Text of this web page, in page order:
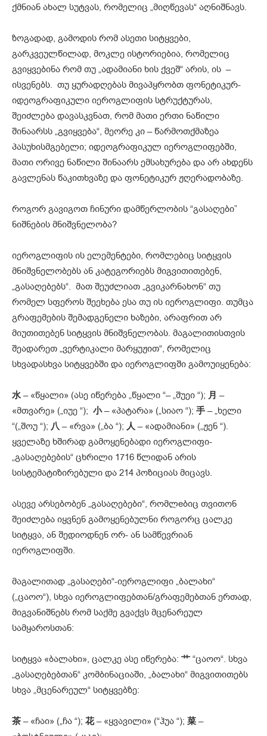
ქმნიან ახალ სუტვას, რომელიც „მიღწევას“ აღნიშნავს.
ზოგადად, გამოდის რომ ასეთი სიტყვები,
გარკვეულწილად, მოკლე ისტორიებია, რომელიც
გვიყვებინა რომ თუ „ადამიანი ხის ქვეშ“ არის, ის –
ისვენებს. თუ ყურადღებას მივაპყრობთ ფონეტიკურ-
იდეოგრაფიკული იეროგლიფის სტრუქტურას,
შეიძლება დავასკვნათ, რომ მათი ერთი ნაწილი
შინაარსს „გვიყვება“, მეორე კი – წარმოთქმაზეა
პასუხისმგებელი; იდეოგრაფიკულ იეროგლიფებში,
მათი ორივე ნაწილი შინაარს ემსახურება და არ ახდენს
გავლენას წაკითხვაზე და ფონეტიკურ ჟღერადობაზე.
როგორ გავიგოთ ჩინური დამწერლობის “გასაღები”
ნიშნების მნიშვნელობა?
იეროგლიფის ის ელემენტები, რომლებიც სიტყვის
მნიშვნელობებს ან კატეგორიებს მიგვითითებენ,
„გასაღებებს“. მათ შეუძლიათ „გვიკარნახონ“ თუ
რომელ სფეროს შეეხება ესა თუ ის იეროგლიფი. თუმცა
გრაფემების შემადგენელი ხაზები, არაფრით არ
მიუთითებენ სიტყვის მნიშვნელობას. მაგალითისთვის
შეადარეთ „ვერტიკალი მარყუჟით“, რომელიც
სხვადასხვა სიტყვებში და იეროგლიფში გამოუიყენება:
水– «წყალი» (ასე იწერება „წყალი “– „შუეი “); 月 –
«მთვარე» („იუე “); 小– «პატარა» („სიაო “); 手 – „ხელი
“(„შოუ “); 八 – «რვა» („ბა “); 人 – «ადამიანი» („ჟენ “).
ყველაზე ხშირად გამოყენებადი იეროგლიფი-
„გასაღებების“ ცხრილი 1716 წლიდან არის
სისტემატიზირებული და 214 პოზიციას მიცავს.
ასევე არსებობენ „გასაღებები“, რომლeბიც თვითონ
შეიძლება იყვნენ გამოყენებულნი როგორც ცალკე
სიტყვა, ან შედიოდნენ ორ- ან სამწევრიან
იეროგლიფში.
მაგალითად „გასაღები“-იეროგლიფი „ბალახი“
(„ცაოო“), სხვა იეროგლიფებთან/გრაფემებთან ერთად,
მიგვანიშნებს რომ საქმე გვაქვს მცენარეულ
სამყაროსთან:
სიტყვა «ბალახი», ცალკე ასე იწერება: 艹 “ცაოო“. სხვა
„გასაღებებთან“ კომბინაციაში, „ბალახი“ მიგვითითებს
სხვა „მცენარეულ“ სიტყვებზე:
茶 – «ჩაი» („ჩა “); 花– «ყვავილი» (“ჰუა “); 菜 –